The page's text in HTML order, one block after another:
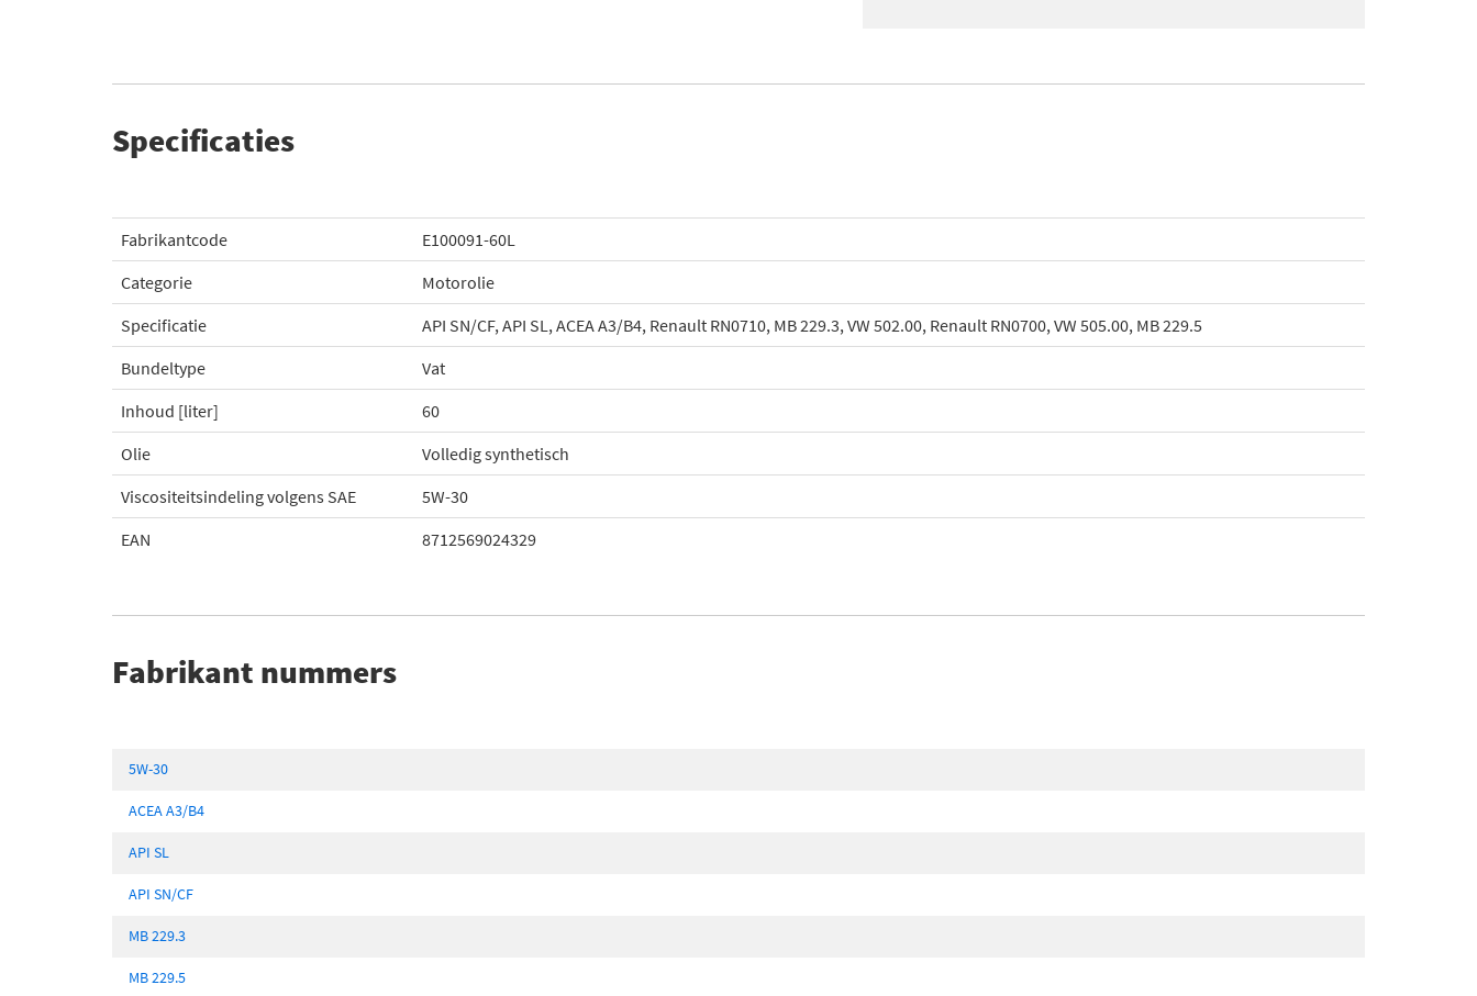
Specificaties
Fabrikantcode
E100091-60L
Categorie
Motorolie
Specificatie
API SN/CF, API SL, ACEA A3/B4, Renault RN0710, MB 229.3, VW 502.00, Renault RN0700, VW 505.00, MB 229.5
Bundeltype
Vat
Inhoud [liter]
60
Olie
Volledig synthetisch
Viscositeitsindeling volgens SAE
5W-30
EAN
8712569024329
Fabrikant nummers
5W-30
ACEA A3/B4
API SL
API SN/CF
MB 229.3
MB 229.5